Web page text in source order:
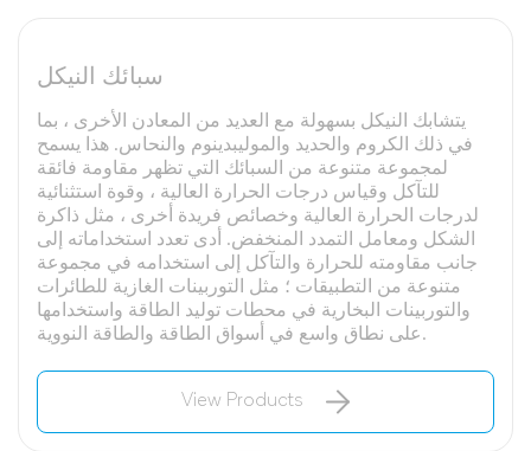
سبائك النيكل
يتشابك النيكل بسهولة مع العديد من المعادن الأخرى ، بما
في ذلك الكروم والحديد والموليبدينوم والنحاس. هذا يسمح
لمجموعة متنوعة من السبائك التي تظهر مقاومة فائقة
للتآكل وقياس درجات الحرارة العالية ، وقوة استثنائية
لدرجات الحرارة العالية وخصائص فريدة أخرى ، مثل ذاكرة
الشكل ومعامل التمدد المنخفض. أدى تعدد استخداماته إلى
جانب مقاومته للحرارة والتآكل إلى استخدامه في مجموعة
متنوعة من التطبيقات ؛ مثل التوربينات الغازية للطائرات
والتوربينات البخارية في محطات توليد الطاقة واستخدامها
على نطاق واسع في أسواق الطاقة والطاقة النووية.
View Products